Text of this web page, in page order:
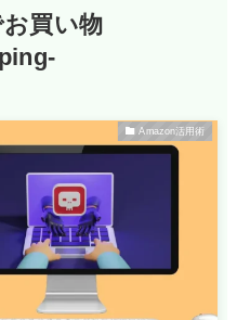
買い物
Amazon活用術